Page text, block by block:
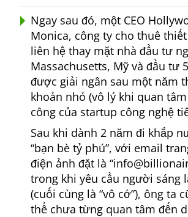
Ngay sau đó, một CEO
Monica, công ty cho thuê
liên hệ thay mặt nhà đầu tư
Massachusetts, Mỹ và đầu tư
được giải ngân sau một năm
khoản nhỏ (vô lý khi quan
công của startup công nghệ
Sau khi dành 2 năm đi khắp
bạn bè tỷ phú , với email
điện ảnh đặt là
trong khi yêu cầu người sáng
(cuối cùng là vô cớ ), ông ta
thể chưa từng quan tâm đến